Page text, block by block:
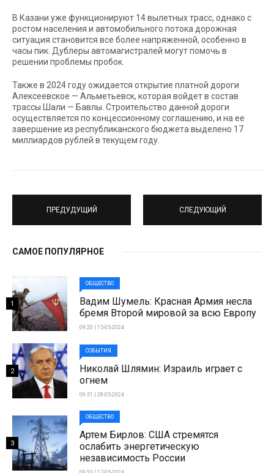
В Казани уже функционируют 14 вылетных трасс, однако с
ростом населения и автомобильного потока дорожная
ситуация становится все более напряженной, особенно в
часы пик. Дублеры автомагистралей могут помочь в
решении проблемы пробок.
Также в 2024 году ожидается открытие платной дороги
Алексеевское — Альметьевск, которая войдет в состав
трассы Шали — Бавлы. Строительство данной дороги
осуществляется по концессионному соглашению, и на ее
завершение из республиканского бюджета выделено 17
миллиардов рублей в текущем году.
ПРЕДУДУЩИЙ СЛЕДУЮЩИЙ
САМОЕ ПОПУЛЯРНОЕ
ОБЩЕСТВО
Вадим Шумель: Красная Армия несла
бремя Второй мировой за всю Европу
09:20 | 15-05-2024
1
СОБЫТИЯ
Николай Шлямин: Израиль играет с
огнем
09:51 | 28-05-2024
2
ОБЩЕСТВО
Артем Бирлов: США стремятся
ослабить энергетическую
независимость России
3